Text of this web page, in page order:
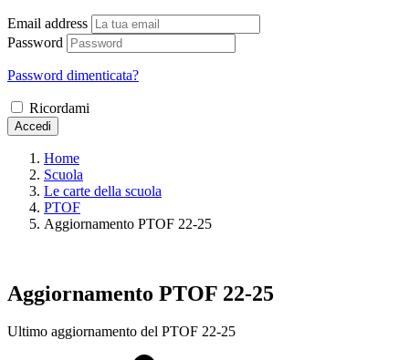
Email address
Password
Password dimenticata?
Ricordami
Accedi
Home
Scuola
Le carte della scuola
PTOF
Aggiornamento PTOF 22-25
Aggiornamento PTOF 22-25
Ultimo aggiornamento del PTOF 22-25